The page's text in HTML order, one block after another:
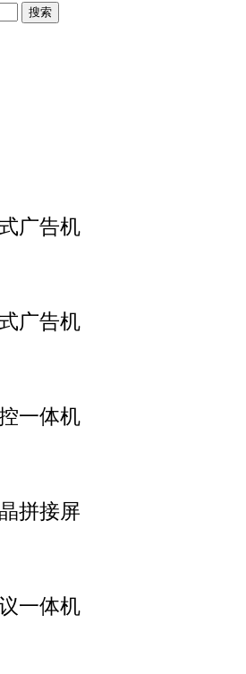
搜索
广告机
广告机
一体机
拼接屏
一体机